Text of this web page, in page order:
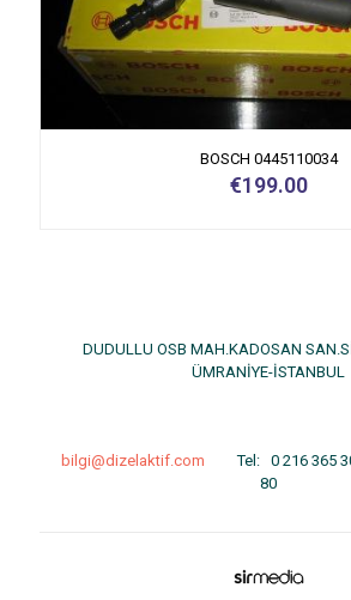
BOSCH 0445110034
€199.00
DUDULLU OSB MAH.KADOSAN
ÜMRANİYE-İSTANBUL
bilgi@dizelaktif.com Tel: 0 216 365
80